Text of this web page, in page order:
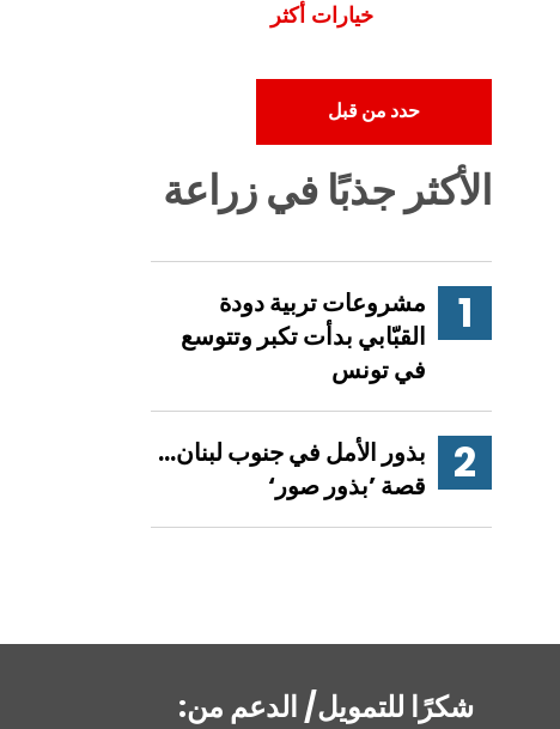
خيارات أكثر
حدد من قبل
الأكثر جذبًا فيزراعة
مشروعات تربية دودة
القبّابي بدأت تكبر وتتوسع
في تونس
بذور الأمل في جنوب لبنان…
قصة ’بذور صور‘
شكرًا للتمويل/ الدعم من: